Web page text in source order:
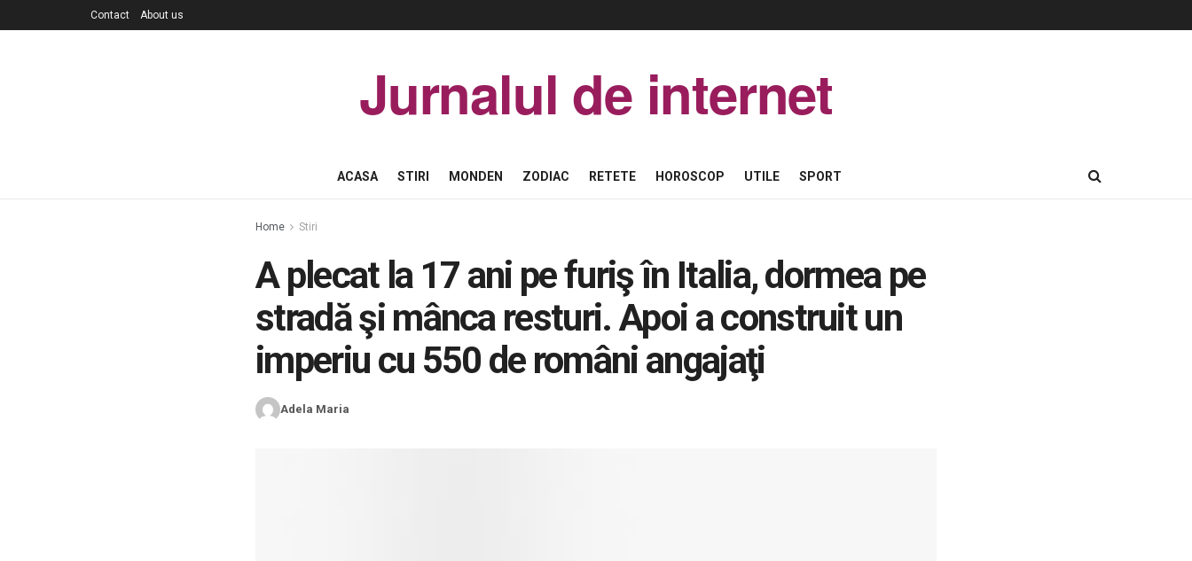
Contact About us
Jurnalul de internet
ACASA STIRI MONDEN ZODIAC RETETE HOROSCOP UTILE SPORT
Home Stiri
A plecat la 17 ani pe furiş în Italia, dormea pe
stradă şi mânca resturi. Apoi a construit un
imperiu cu 550 de români angajaţi
Adela Maria